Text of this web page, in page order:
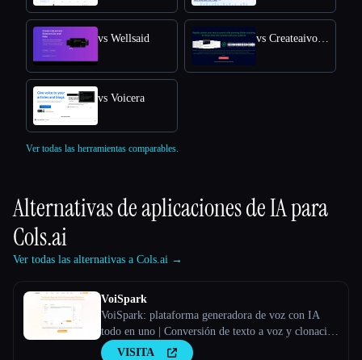
vs Wellsaid vs Createaivoiceovers
vs Voicera
Ver todas las herramientas comparables.
Alternativas de aplicaciones de IA para
Cols.ai
Ver todas las alternativas a Cols.ai →
VoiSpark
VoiSpark: plataforma generadora de voz con IA
todo en uno | Conversión de texto a voz y clonación
de vozVISITA